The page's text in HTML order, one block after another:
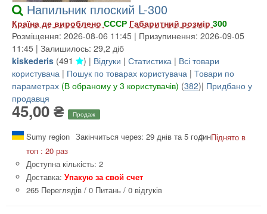
Напильник плоский L-300
Країна де вироблено СССР Габаритний розмір 300
Розміщення: 2026-08-06 11:45 | Призупинення: 2026-09-05
11:45 | Залишилось: 29,2 діб
kiskederis (491 ) | Відгуки | Статистика | Всі товари
користувача | Пошук по товарах користувача | Товари по
параметрах (В обраному у 3 користувачів) (382)| Придбано у
продавця
45,00 ₴ Продаж
Sumy region Закінчиться через: 29 днів та 5 годинПіднято в
топ : 20 раз
Доступна кількість: 2
Доставка: Упакую за свой счет
265 Переглядів / 0 Питань / 0 відгуків